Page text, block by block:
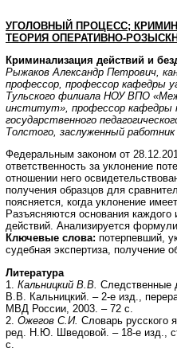
УГОЛОВНЫЙ ПРОЦЕСС;
ТЕОРИЯ ОПЕРАТИВНО-
Криминализация действий и
Рыжаков Александр Петрович,
профессор, профессор кафедры
Тульского филиала НОУ ВПО
институт», профессор кафедры
государственного
Толстого, заслуженный
Федеральным законом от
ответственность за уклонение
отношении него
получения образцов для
поясняется, когда уклонение
Разъясняются основания
действий. Анализируется
Ключевые слова: потерпевший,
судебная экспертиза, получение
Литература
1. Кальницкий В.В. Следственные
В.В. Кальницкий. – 2-е изд.,
МВД России, 2003. – 72 с.
2. Ожегов С.И. Словарь русского
ред. Н.Ю. Шведовой. – 18-е изд.,
с.